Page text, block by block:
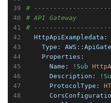
#
# API Gateway
#
  HttpApiExampledata:
    Type:
    Properties:
      Name:
!Sub
      Description:
      ProtocolType: